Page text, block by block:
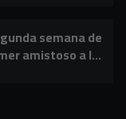
semana de
amistoso a la